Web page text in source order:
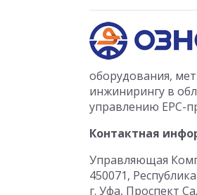
оборудования,
инжинирингу в
управлению ЕРС-
Контактная
Управляющая
450071,
г. Уфа, Проспект